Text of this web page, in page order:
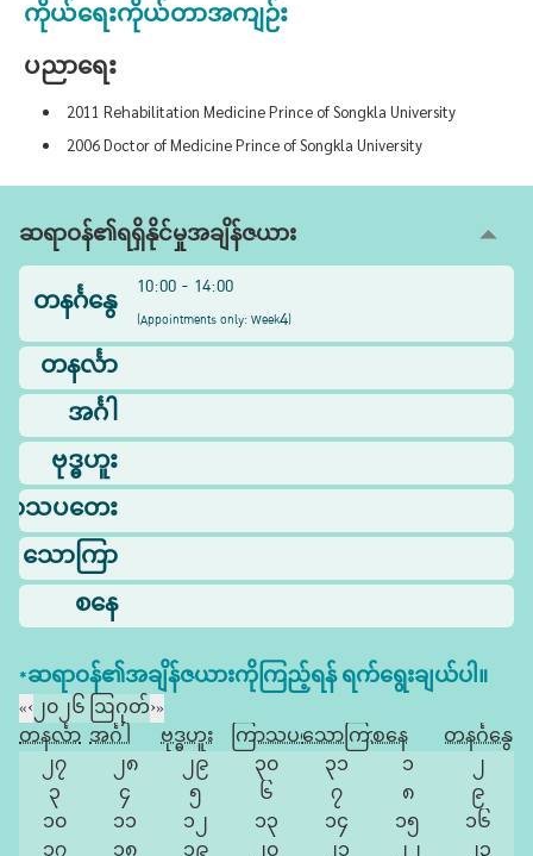
ကိုယ်ရေးကိုယ်တာအကျဉ်း
ပညာရေး
2011 Rehabilitation Medicine Prince of Songkla University
2006 Doctor of Medicine Prince of Songkla University
ဆရာဝန်၏ရရှိနိုင်မှုအချိန်ဇယား
တနင်္ဂနွေ
10:00 - 14:00
(Appointments only: Week4)
တနင်္လာ
အင်္ဂါ
ဗုဒ္ဓဟူး
ာသပတေး
သောကြာ
စနေ
*ဆရာဝန်၏အချိန်ဇယားကိုကြည့်ရန် ရက်ရွေးချယ်ပါ။
«‹ ၂၀၂၆ ဩဂုတ်›»
တနင်္လာ အင်္ဂါ ဗုဒ္ဓဟူး ကြာသပတေးသောကြာစနေ
တနင်္ဂနွေ
၂၇
၂၈ ၂၉ ၃၀ ၃၁ ၁
၂
၃
၄ ၅ ၆ ၇ ၈
၉
၁၀
၁၁ ၁၂ ၁၃ ၁၄ ၁၅
၁၆
၁၇
၁၈ ၁၉ ၂၀ ၂၁ ၂၂
၂၃